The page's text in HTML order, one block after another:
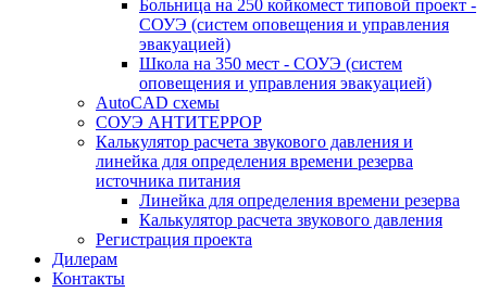
Больница на 250 койкомест типовой проект -
СОУЭ (систем оповещения и управления
эвакуацией)
Школа на 350 мест - СОУЭ (систем
оповещения и управления эвакуацией)
AutoCAD схемы
СОУЭ АНТИТЕРРОР
Калькулятор расчета звукового давления и
линейка для определения времени резерва
источника питания
Линейка для определения времени резерва
Калькулятор расчета звукового давления
Регистрация проекта
Дилерам
Контакты